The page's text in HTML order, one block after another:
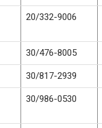
20/332-9006
30/476-8005
30/817-2939
30/986-0530